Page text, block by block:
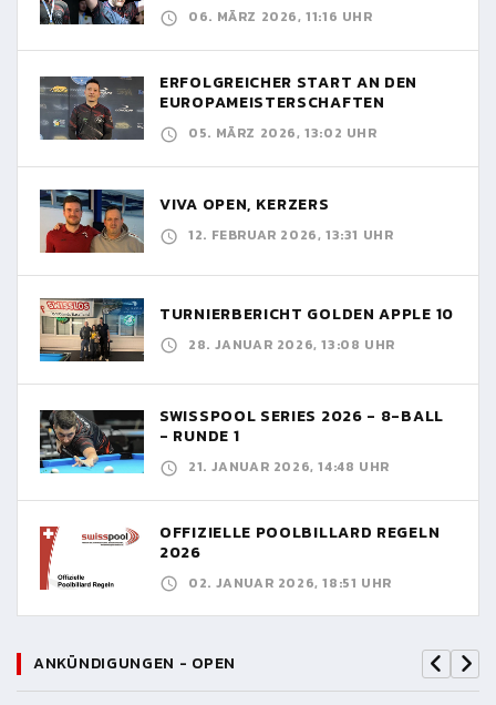
06. MÄRZ 2026, 11:16 UHR
ERFOLGREICHER START AN DEN
EUROPAMEISTERSCHAFTEN
05. MÄRZ 2026, 13:02 UHR
VIVA OPEN, KERZERS
12. FEBRUAR 2026, 13:31 UHR
TURNIERBERICHT GOLDEN APPLE 10
28. JANUAR 2026, 13:08 UHR
SWISSPOOL SERIES 2026 - 8-BALL
- RUNDE 1
21. JANUAR 2026, 14:48 UHR
OFFIZIELLE POOLBILLARD REGELN
2026
02. JANUAR 2026, 18:51 UHR
ANKÜNDIGUNGEN - OPEN